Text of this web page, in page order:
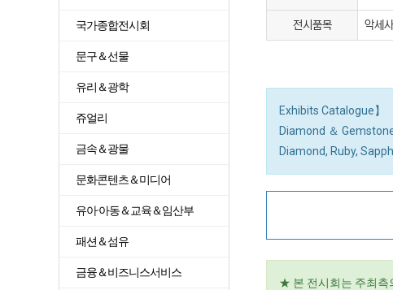
전시품목 악세
Exhibits Catalogue】
Diamond ＆
Diamond, Ruby,
★ 본 전시회는 주최측
국가종합전시회
문구＆선물
유리＆광학
쥬얼리
금속＆광물
문화콘텐츠＆미디어
유아·아동＆교육＆임산부
패션＆섬유
금융＆비즈니스서비스